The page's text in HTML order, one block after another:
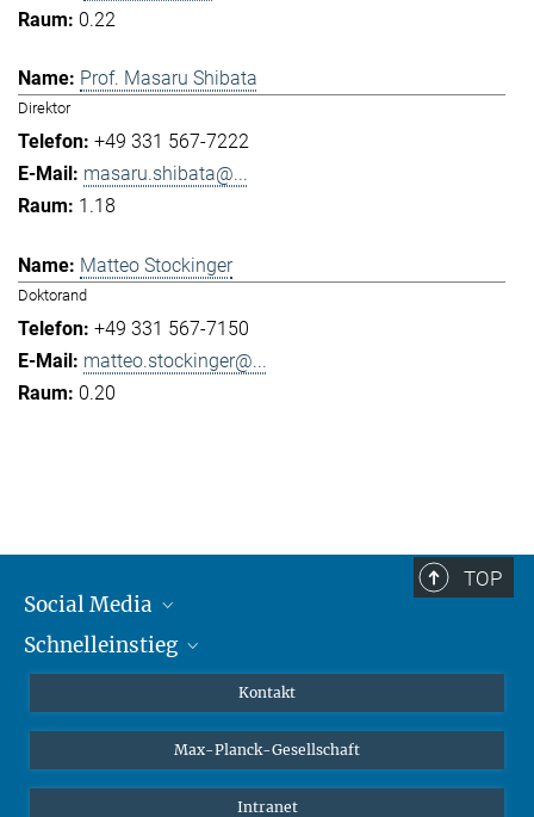
0.22
Prof. Masaru Shibata
Direktor
+49 331 567-7222
masaru.shibata@...
1.18
Matteo Stockinger
Doktorand
+49 331 567-7150
matteo.stockinger@...
0.20
TOP
Social Media
Mastodon
Schnelleinstieg
Schüler*innen
Kontakt
Max-Planck-Gesellschaft
Intranet